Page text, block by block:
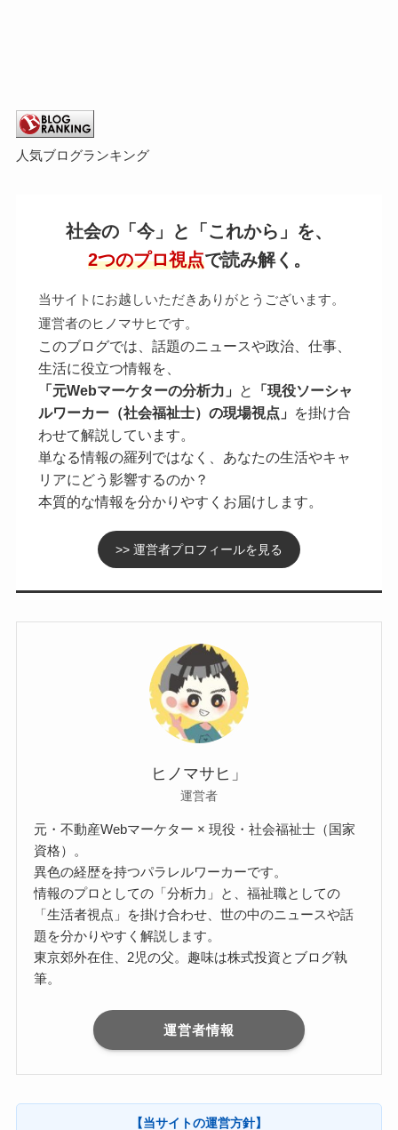
人気ブログランキング
社会の「今」と「これから」を、
2つのプロ視点で読み解く。
当サイトにお越しいただきありがとうございます。
運営者のヒノマサヒです。
このブログでは、話題のニュースや政治、仕事、
生活に役立つ情報を、
「元Webマーケターの分析力」
と
「現役ソーシャ
ルワーカー（社会福祉士）の現場視点」
を掛け合
わせて解説しています。
単なる情報の羅列ではなく、あなたの生活やキャ
リアにどう影響するのか？
本質的な情報を分かりやすくお届けします。
>> 運営者プロフィールを見る
ヒノマサヒ」
運営者
元・不動産Webマーケター × 現役・社会福祉士（国家
資格）。
異色の経歴を持つパラレルワーカーです。
情報のプロとしての「分析力」と、福祉職としての
「生活者視点」を掛け合わせ、世の中のニュースや話
題を分かりやすく解説します。
東京郊外在住、2児の父。趣味は株式投資とブログ執
筆。
運営者情報
【当サイトの運営方針】